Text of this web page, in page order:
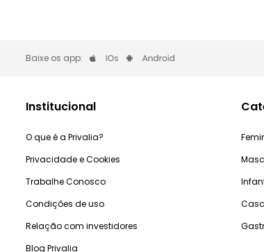
Baixe os app:
Institucional
O que é a Privalia?
Privacidade e Cookies
Trabalhe Conosco
Condições de uso
Relação com investidores
Blog Privalia